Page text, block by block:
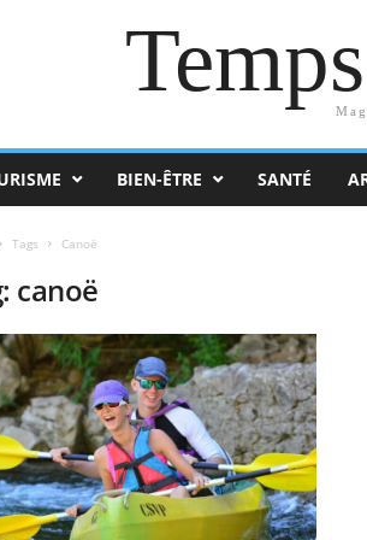
BIEN-ÊTRE SANTÉ
Tags Canoë
canoë